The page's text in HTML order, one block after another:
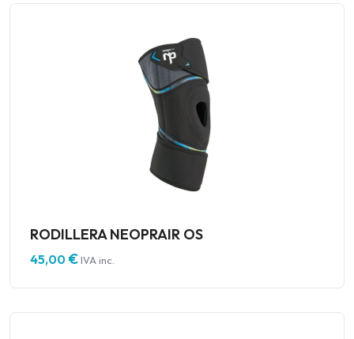
RODILLERA NEOPRAIR OS
45,00€IVA inc.